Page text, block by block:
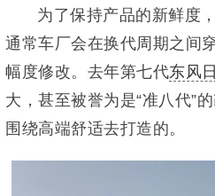
为了保持产品的新鲜度，
通常车厂会在换代周期之间
幅度修改。去年第七代东风
大，甚至被誉为是“准八代”
围绕高端舒适去打造的。